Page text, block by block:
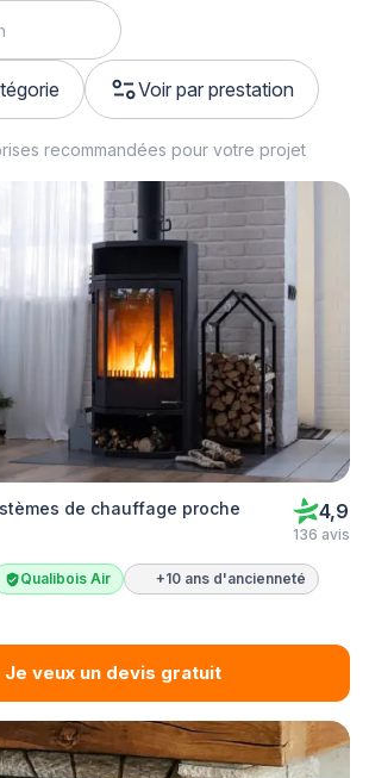
Voir par prestation
recommandées pour votre projet
de chauffage proche
4,9
136 avis
Qualibois Air
+10 ans d'ancienneté
Je veux un devis gratuit